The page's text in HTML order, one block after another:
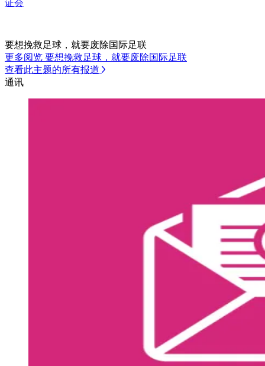
证会
要想挽救足球，就要废除国际足联
更多阅览 要想挽救足球，就要废除国际足联
查看此主题的所有报道
通讯